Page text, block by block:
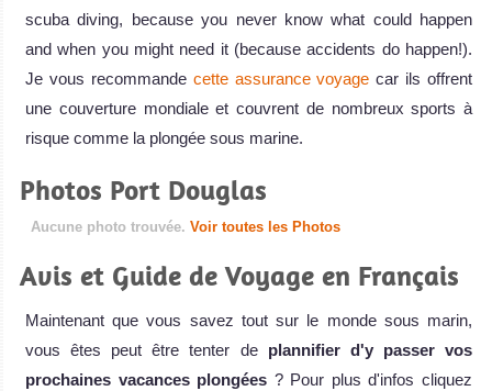
scuba diving, because you never know what could happen
and when you might need it (because accidents do happen!).
Je vous recommande cette assurance voyage car ils offrent
une couverture mondiale et couvrent de nombreux sports à
risque comme la plongée sous marine.
Photos Port Douglas
Aucune photo trouvée. Voir toutes les Photos
Avis et Guide de Voyage en Français
Maintenant que vous savez tout sur le monde sous marin,
vous êtes peut être tenter de plannifier d'y passer vos
prochaines vacances plongées ? Pour plus d'infos cliquez